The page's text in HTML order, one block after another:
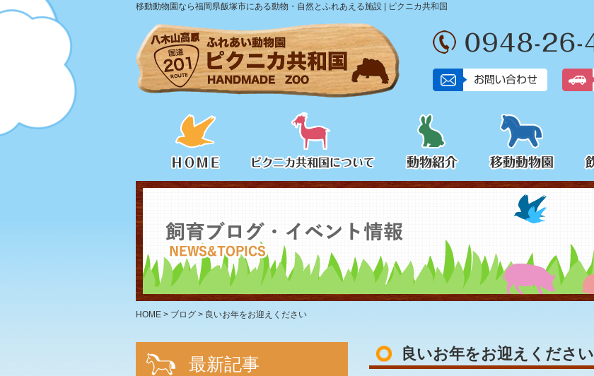
移動動物園なら福岡県飯塚市にある動物・自然とふれあえる施設 | ピクニカ共和国
HOME > ブログ > 良いお年をお迎えください
良いお年をお迎えください
最新記事